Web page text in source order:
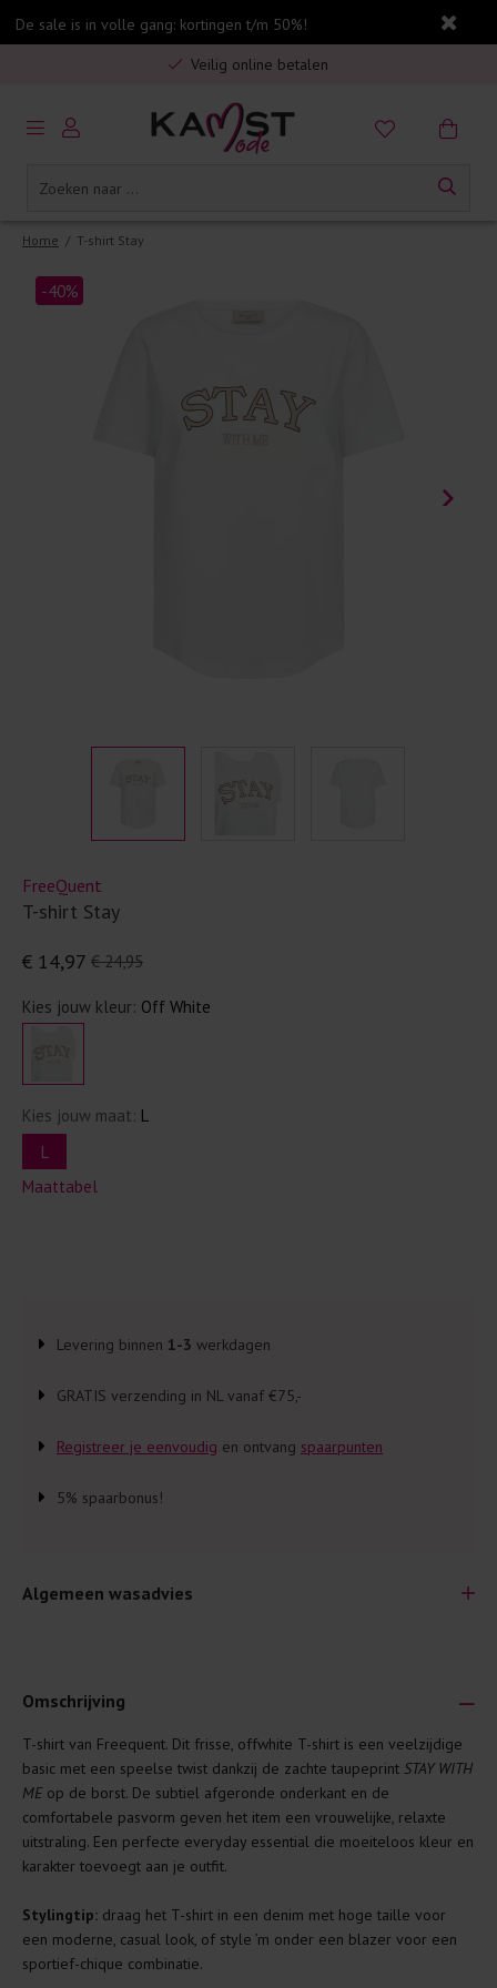
De sale is in volle gang: kortingen t/m 50%!
Gratis verzending in Nederland vanaf €75,-
Veilig online betalen
5% spaarbonus op jouw aankoop
Gratis verzending in Nederland vanaf €75,-
Home / T-shirt Stay
-40%
FreeQuent
T-shirt Stay
€ 24,95
€ 14,97
Kies jouw kleur: Off White
Kies jouw maat: L
L
Maattabel
Levering binnen 1-3 werkdagen
GRATIS verzending in NL vanaf €75,-
Registreer je eenvoudig en ontvang spaarpunten
5% spaarbonus!
Algemeen wasadvies
Je wilt natuurlijk lang plezier hebben van je nieuwe kleding.
Daarom geven wij een aantal algemene was-tips:
Lees altijd eerst even het was-etiket.
Was kleding binnenste buiten. Dat beschermt de
Wees zuinig met wasmiddel. Per kledingstuk is een drupje
genoeg.
Was zo koud mogelijk. Op 20 of 30 graden wassen is vaak
Omschrijving
T-shirt van Freequent. Dit frisse, offwhite T-shirt is een veelzijdige
basic met een speelse twist dankzij de zachte taupeprint STAY WITH
MEop de borst. De subtiel afgeronde onderkant en de
comfortabele pasvorm geven het item een vrouwelijke, relaxte
uitstraling. Een perfecte everyday essential die moeiteloos kleur en
karakter toevoegt aan je outfit.
Stylingtip: draag het T-shirt in een denim met hoge taille voor
een moderne, casual look, of style ’m onder een blazer voor een
sportief-chique combinatie.